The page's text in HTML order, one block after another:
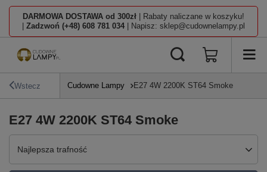
DARMOWA DOSTAWA od 300zł | Rabaty naliczane w koszyku!
Zadzwoń (+48) 608 781 034 | Napisz: sklep@cudownelampy.pl
Wstecz Cudowne Lampy E27 4W 2200K ST64 Smoke
E27 4W 2200K ST64 Smoke
Zmień sortowanie
Najlepsza trafność